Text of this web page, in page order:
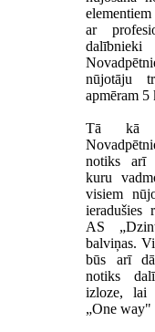
ar
nūjotāju
apmēram 5
Tā kā
notiks arī
kuru
visiem
ieradušies
AS
balviņas.
būs arī
notiks
izloze, lai
„One way"